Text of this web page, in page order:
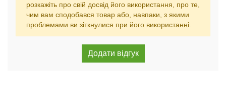
розкажіть про свій досвід його використання, про те,
чим вам сподобався товар або, навпаки, з якими
проблемами ви зіткнулися при його використанні.